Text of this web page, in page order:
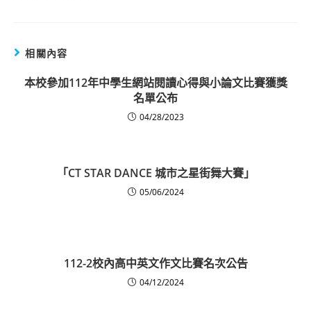
相關內容
本校參加112年中學生網站閱讀心得與小論文比賽獲獎
名單公布
04/28/2023
「CT STAR DANCE 城市之星街舞大賽」
05/06/2024
112-2校內高中英文作文比賽名次公告
04/12/2024